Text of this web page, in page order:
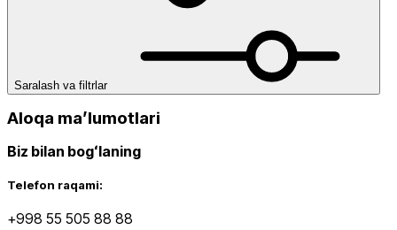
Saralash va filtrlar
Aloqa maʼlumotlari
Biz bilan bogʻlaning
Telefon raqami:
+998 55 505 88 88